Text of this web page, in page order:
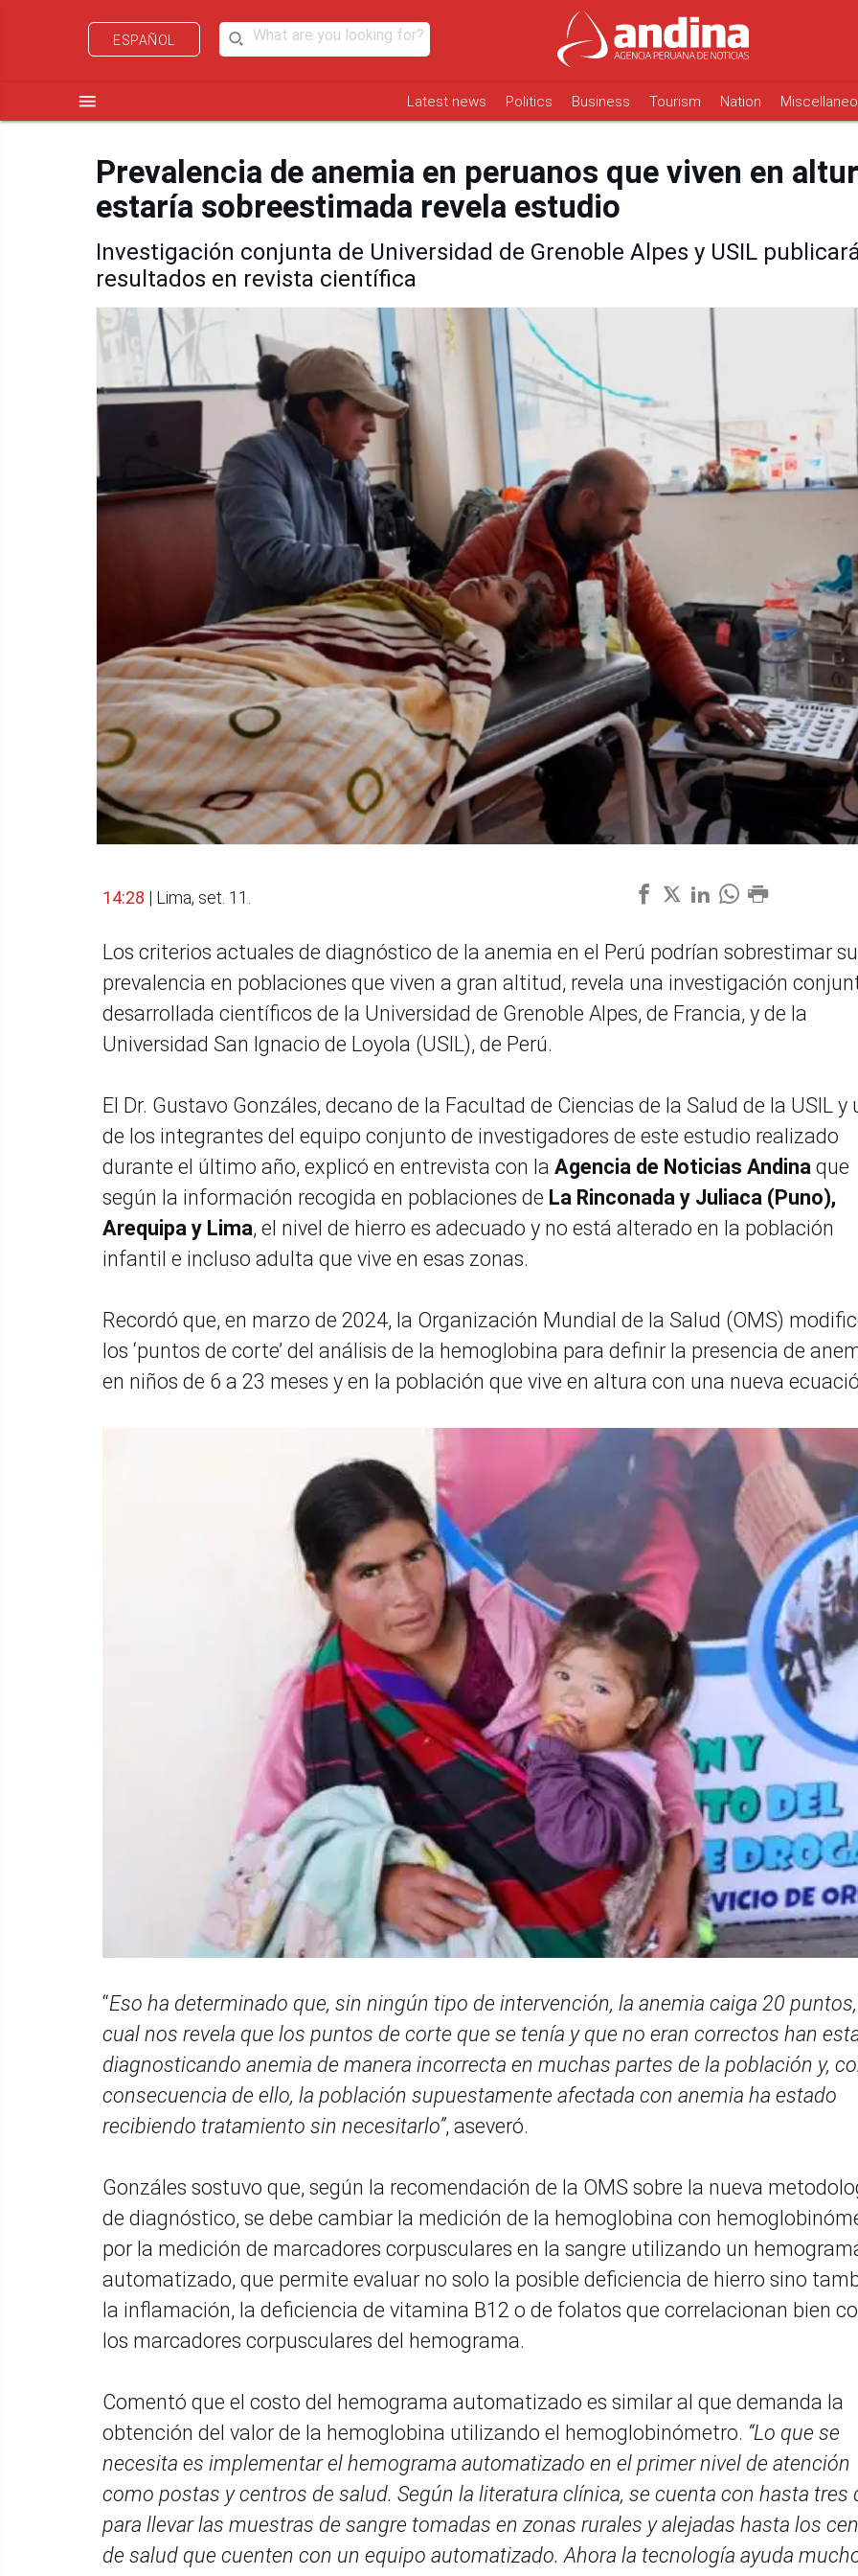
ESPAÑOL
menu Latest news Politics Business Tourism Nation
Prevalencia de anemia en peruanos que viven en
estaría sobreestimada revela estudio
Investigación conjunta de Universidad de Grenoble Alpes y USIL
resultados en revista científica
14:28 | Lima, set. 11.
Los criterios actuales de diagnóstico de la anemia en el Perú podrían sobrestimar su
prevalencia en poblaciones que viven a gran altitud, revela una investigación
desarrollada científicos de la Universidad de Grenoble Alpes, de Francia, y de la
Universidad San Ignacio de Loyola (USIL), de Perú.
El Dr. Gustavo Gonzáles, decano de la Facultad de Ciencias de la Salud de la USIL y
de los integrantes del equipo conjunto de investigadores de este estudio realizado
durante el último año, explicó en entrevista con la Agencia de Noticias Andina que
según la información recogida en poblaciones de La Rinconada y Juliaca (Puno),
Arequipa y Lima, el nivel de hierro es adecuado y no está alterado en la población
infantil e incluso adulta que vive en esas zonas.
Recordó que, en marzo de 2024, la Organización Mundial de la Salud (OMS)
los ‘puntos de corte’ del análisis de la hemoglobina para definir la presencia de
en niños de 6 a 23 meses y en la población que vive en altura con una nueva
“Eso ha determinado que, sin ningún tipo de intervención, la anemia caiga 20
cual nos revela que los puntos de corte que se tenía y que no eran correctos han
diagnosticando anemia de manera incorrecta en muchas partes de la población y,
consecuencia de ello, la población supuestamente afectada con anemia ha estado
recibiendo tratamiento sin necesitarlo”, aseveró.
Gonzáles sostuvo que, según la recomendación de la OMS sobre la nueva
de diagnóstico, se debe cambiar la medición de la hemoglobina con
por la medición de marcadores corpusculares en la sangre utilizando un
automatizado, que permite evaluar no solo la posible deficiencia de hierro sino
la inflamación, la deficiencia de vitamina B12 o de folatos que correlacionan bien
los marcadores corpusculares del hemograma.
Comentó que el costo del hemograma automatizado es similar al que demanda la
obtención del valor de la hemoglobina utilizando el hemoglobinómetro. “Lo que se
necesita es implementar el hemograma automatizado en el primer nivel de atención
como postas y centros de salud. Según la literatura clínica, se cuenta con hasta tres
para llevar las muestras de sangre tomadas en zonas rurales y alejadas hasta los
de salud que cuenten con un equipo automatizado. Ahora la tecnología ayuda